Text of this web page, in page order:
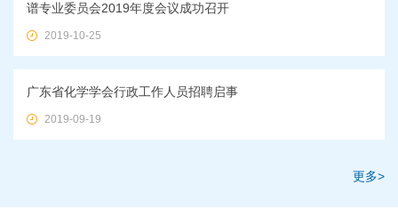
谱专业委员会2019年度会议成功召开
2019-10-25
广东省化学学会行政工作人员招聘启事
2019-09-19
更多>